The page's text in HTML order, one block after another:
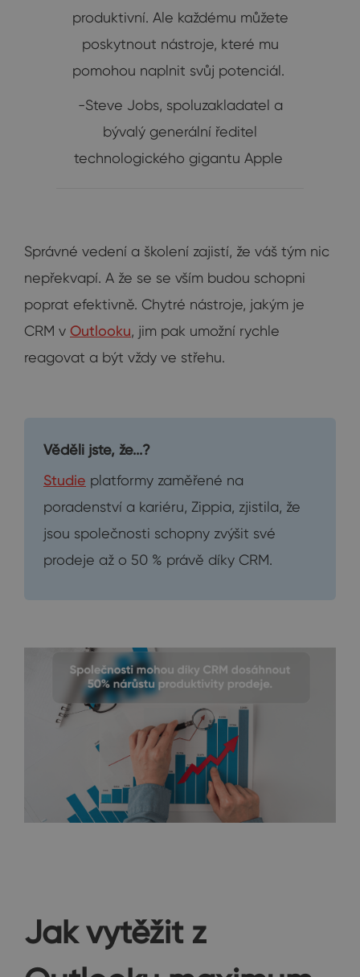
produktivní. Ale každému můžete
poskytnout nástroje, které mu
pomohou naplnit svůj potenciál.
-Steve Jobs, spoluzakladatel a
bývalý generální ředitel
technologického gigantu Apple
Správné vedení a školení zajistí, že váš tým nic
nepřekvapí. A že se se vším budou schopni
poprat efektivně. Chytré nástroje, jakým je
CRM v Outlooku, jim pak umožní rychle
reagovat a být vždy ve střehu.
Věděli jste, že...?
Studie platformy zaměřené na
poradenství a kariéru, Zippia, zjistila, že
jsou společnosti schopny zvýšit své
prodeje až o 50 % právě díky CRM.
Jak vytěžit z